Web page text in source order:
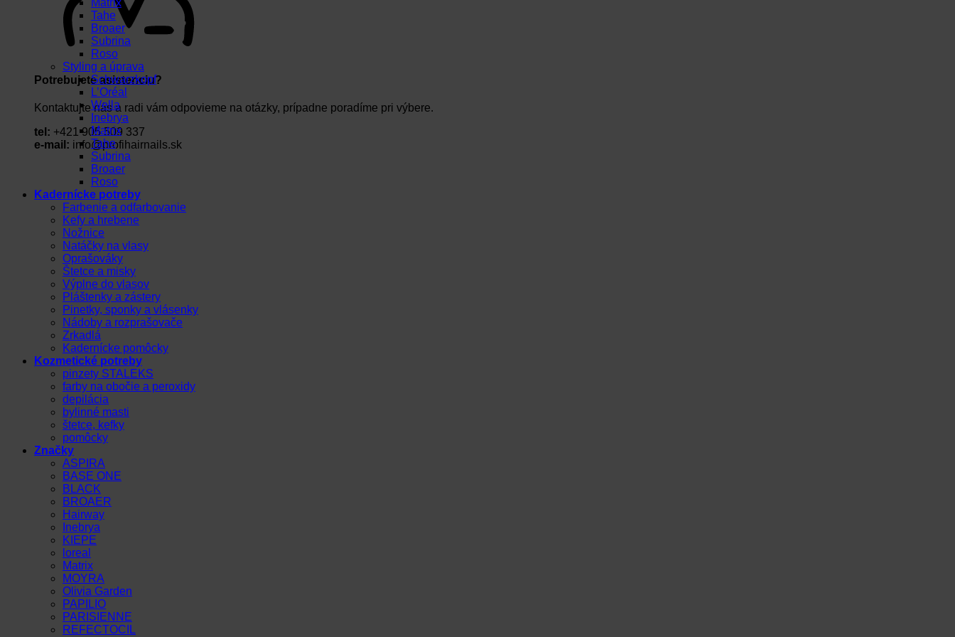
Potrebujete asistenciu?
Kontaktujte nás a radi vám odpovieme na otázky, prípadne poradíme pri výbere.
tel: +421 905 509 337
e-mail: info@profihairnails.sk
Matrix
Tahe
Broaer
Subrina
Roso
Styling a úprava
Schwarzkopf
L’Oréal
Wella
Inebrya
Matrix
Tahe
Subrina
Broaer
Roso
Kadernícke potreby
Farbenie a odfarbovanie
Kefy a hrebene
Nožnice
Natáčky na vlasy
Oprašováky
Štetce a misky
Výplne do vlasov
Pláštenky a zástery
Pinetky, sponky a vlásenky
Nádoby a rozprašovače
Zrkadlá
Kadernícke pomôcky
Kozmetické potreby
pinzety STALEKS
farby na obočie a peroxidy
depilácia
bylinné masti
štetce, kefky
pomôcky
Značky
ASPIRA
BASE ONE
BLACK
BROAER
Hairway
Inebrya
KIEPE
loreal
Matrix
MOYRA
Olivia Garden
PAPILIO
PARISIENNE
REFECTOCIL